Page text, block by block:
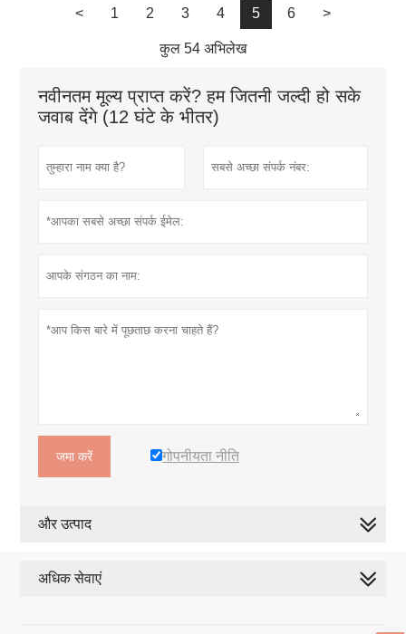
< 1 2 3 4 5 6 >
कुल 54 अभिलेख
नवीनतम मूल्य प्राप्त करें? हम जितनी जल्दी हो सके
जवाब देंगे (12 घंटे के भीतर)
जमा करें गोपनीयता नीति
और उत्पाद
अधिक सेवाएं